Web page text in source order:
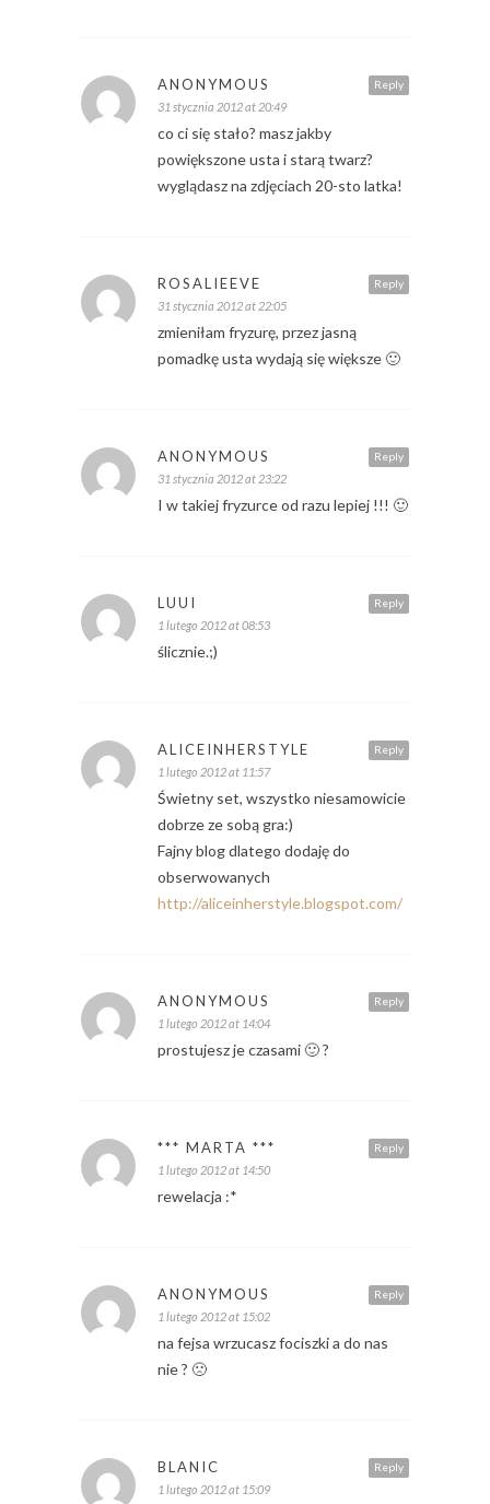
Reply
ANONYMOUS
31 stycznia 2012 at 20:49
co ci się stało? masz jakby
powiększone usta i starą twarz?
wyglądasz na zdjęciach 20-sto latka!
Reply
ROSALIEEVE
31 stycznia 2012 at 22:05
zmieniłam fryzurę, przez jasną
pomadkę usta wydają się większe 🙂
Reply
ANONYMOUS
31 stycznia 2012 at 23:22
I w takiej fryzurce od razu lepiej !!! 🙂
Reply
LUUI
1 lutego 2012 at 08:53
ślicznie.;)
Reply
ALICEINHERSTYLE
1 lutego 2012 at 11:57
Świetny set, wszystko niesamowicie
dobrze ze sobą gra:)
Fajny blog dlatego dodaję do
obserwowanych
http://aliceinherstyle.blogspot.com/
Reply
ANONYMOUS
1 lutego 2012 at 14:04
prostujesz je czasami 🙂 ?
Reply
*** MARTA ***
1 lutego 2012 at 14:50
rewelacja :*
Reply
ANONYMOUS
1 lutego 2012 at 15:02
na fejsa wrzucasz fociszki a do nas
nie ? 🙁
Reply
BLANIC
1 lutego 2012 at 15:09